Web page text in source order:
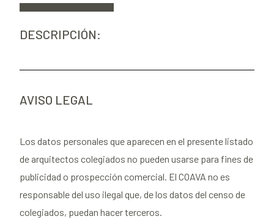
DESCRIPCIÓN:
AVISO LEGAL
Los datos personales que aparecen en el presente listado
de arquitectos colegiados no pueden usarse para fines de
publicidad o prospección comercial. El COAVA no es
responsable del uso ilegal que, de los datos del censo de
colegiados, puedan hacer terceros.